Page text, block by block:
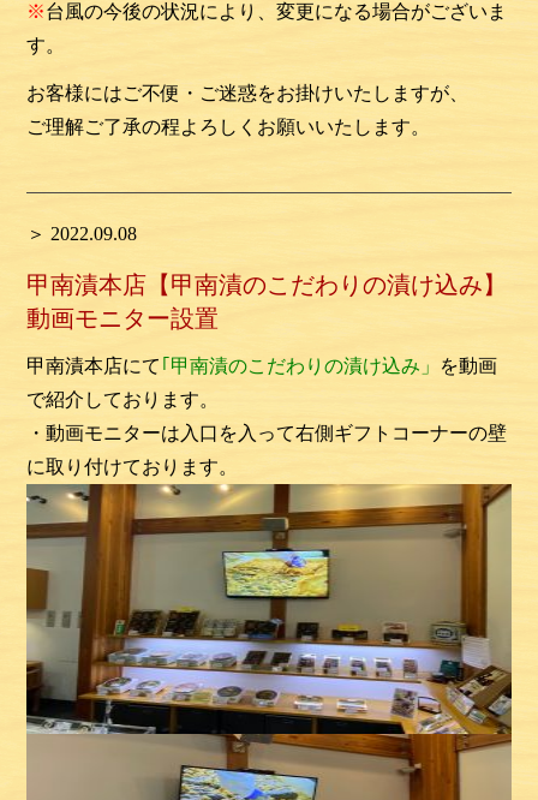
※台風の今後の状況により、変更になる場合がございま
す。
お客様にはご不便・ご迷惑をお掛けいたしますが、
ご理解ご了承の程よろしくお願いいたします。
＞ 2022.09.08
甲南漬本店【甲南漬のこだわりの漬け込み】
動画モニター設置
甲南漬本店にて ｢甲南漬のこだわりの漬け込み」 を動画
で紹介しております。
・動画モニターは入口を入って右側ギフトコーナーの壁
に取り付けております。